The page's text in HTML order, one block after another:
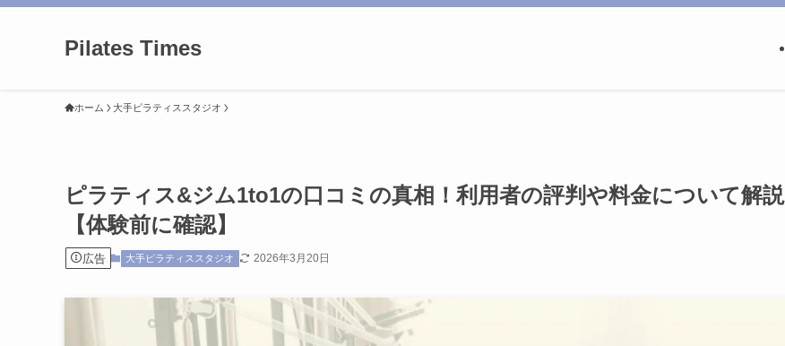
Pilates Times
ホーム 大手ピラティススタジオ
ピラティス&ジム1to1の口コミの真相！利用者の評判や料金について解説
【体験前に確認】
広告 大手ピラティススタジオ 2026年3月20日